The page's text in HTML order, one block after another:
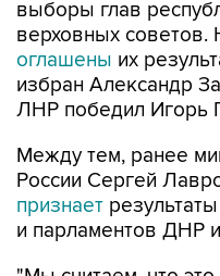
выборы глав
верховных
оглашены их
избран Александр
ЛНР победил Игорь
Между тем, ранее
России Сергей
признает
и парламентов ДНР